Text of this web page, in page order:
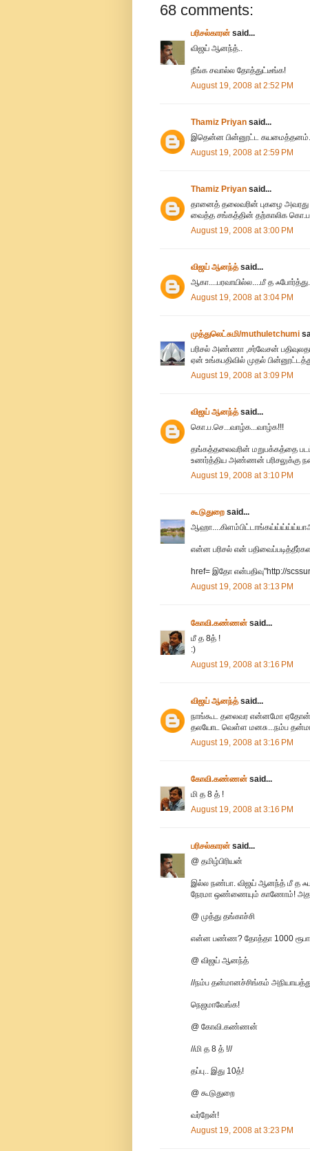
68 comments:
பரிசல்காரன் said...
விஜய் ஆனந்த்..
நீங்க சவால்ல தோத்துட்டீங்க!
August 19, 2008 at 2:52 PM
Thamiz Priyan said...
இதென்ன பின்னூட்ட
August 19, 2008 at 2:59 PM
Thamiz Priyan said...
தானைத் தலைவரின் புகழை
வைத்த சங்கத்தின் தற்காலிக
August 19, 2008 at 3:00 PM
விஜய் ஆனந்த்said...
ஆகா....பரவாயில்ல....மீ த
August 19, 2008 at 3:04 PM
முத்துலெட்சுமி/muthuletchumi
பரிசல் அண்ணா ,சர்வேசன்
ஏன் உங்கபதிவில் முதல்
August 19, 2008 at 3:09 PM
விஜய் ஆனந்த்said...
கொ.ப.செ...வாழ்க...வாழ்க!!!
தங்கத்தலைவரின் மறுபக்கத்தை படம்
உணர்த்திய அண்ணன் பரிசலுக்கு
August 19, 2008 at 3:10 PM
கூடுதுறை said...
ஆஹா....கிளம்பிட்டாங்கய்ய்ய்ய்ய்யாஅ
என்ன பரிசல் என்
href= இதோ என்பதிவு"http://
August 19, 2008 at 3:13 PM
கோவி.கண்ணன் said...
மீ த 8த் !
:)
August 19, 2008 at 3:16 PM
விஜய் ஆனந்த்said...
நாங்கூட தலைவர என்னமோ
தலயோட வெள்ள மனசு...நம்ப
August 19, 2008 at 3:16 PM
கோவி.கண்ணன் said...
மி த 8 த் !
August 19, 2008 at 3:16 PM
பரிசல்காரன் said...
@ தமிழ்பிரியன்
இல்ல நண்பா. விஜய் ஆனந்த் மீ த
நேரமா ஒண்ணையும் காணோம்!
@ முத்து தங்காச்சி
என்ன பண்ண? தோத்தா 1000 ரூபா
@ விஜய் ஆனந்த்
//நம்ப தன்மானச்சிங்கம்
நெஜமாவேங்க!
@ கோவி.கண்ணன்
//மி த 8 த் !//
தப்பு.. இது 10த்!
@ கூடுதுறை
வர்றேன்!
August 19, 2008 at 3:23 PM